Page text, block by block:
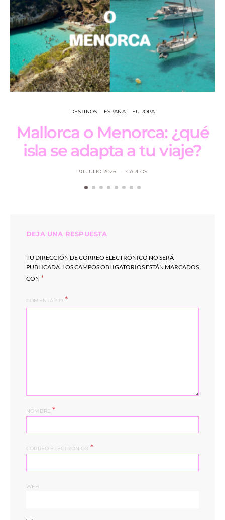
DESTINOS ESPAÑA EUROPA
Mallorca o Menorca: ¿qué
isla se adapta a tu viaje?
30 JULIO 2026 CARLOS
DEJA UNA RESPUESTA
TU DIRECCIÓN DE CORREO ELECTRÓNICO NO SERÁ
PUBLICADA. LOS CAMPOS OBLIGATORIOS ESTÁN MARCADOS
CON *
COMENTARIO
NOMBRE*
CORREO ELECTRÓNICO *
WEB